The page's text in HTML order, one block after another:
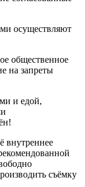
осуществляют
общественное
на запреты
и едой,
внутреннее
съёмку